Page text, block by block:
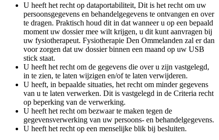
U heeft het recht op dataportabiliteit, Dit is het recht om uw
persoonsgegevens en behandelgegevens te ontvangen en over
te dragen. Praktisch houd dit in dat wanneer u op een bepaald
moment uw dossier mee wilt krijgen, u dit kunt aanvragen bij
uw fysiotherapeut. Fysiotherapie Den Ommelanden zal er dan
voor zorgen dat uw dossier binnen een maand op uw USB
stick staat.
U heeft het recht om de gegevens die over u zijn vastgelegd,
in te zien, te laten wijzigen en/of te laten verwijderen.
U heeft, in bepaalde situaties, het recht om minder gegevens
van u te laten verwerken. Dit is vastgelegd in de Criteria recht
op beperking van de verwerking.
U heeft het recht om bezwaar te maken tegen de
gegevensverwerking van uw persoons- en behandelgegevens.
U heeft het recht op een menselijke blik bij besluiten.